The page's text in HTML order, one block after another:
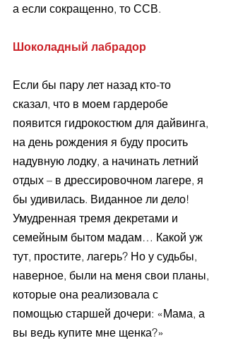
а если сокращенно, то ССВ.
Шоколадный лабрадор
Если бы пару лет назад кто-то
сказал, что в моем гардеробе
появится гидрокостюм для дайвинга,
на день рождения я буду просить
надувную лодку, а начинать летний
отдых – в дрессировочном лагере, я
бы удивилась. Виданное ли дело!
Умудренная тремя декретами и
семейным бытом мадам… Какой уж
тут, простите, лагерь? Но у судьбы,
наверное, были на меня свои планы,
которые она реализовала с
помощью старшей дочери: «Мама, а
вы ведь купите мне щенка?»